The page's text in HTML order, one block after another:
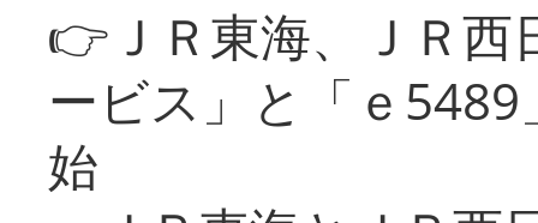
👉ＪＲ東海、ＪＲ
ービス」と「ｅ
始